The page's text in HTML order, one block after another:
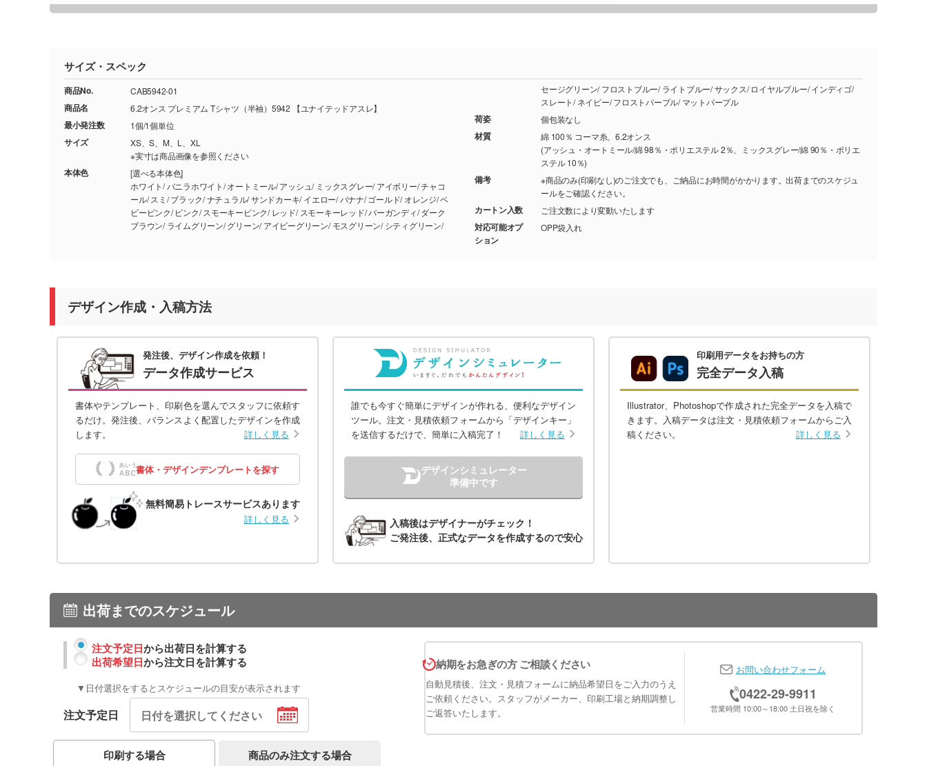
サイズ・スペック
商品No. CAB5942-01
商品名 6.2オンス プレミアム Tシャツ（半袖）5942 【ユナイテッドアスレ】
最小発注数 1個/1個単位
サイズ
XS、S、M、L、XL
※実寸は商品画像を参照ください
本体色
[選べる本体色]
ホワイト/ バニラホワイト/ オートミール/ アッシュ/ ミックスグレー/ アイボリー/ チャコ
ール/ スミ/ ブラック/ ナチュラル/ サンドカーキ/ イエロー/ バナナ/ ゴールド/ オレンジ/ ベ
ビーピンク/ ピンク/ スモーキーピンク/ レッド/ スモーキーレッド/ バーガンディ/ ダーク
ブラウン/ ライムグリーン/ グリーン/ アイビーグリーン/ モスグリーン/ シティグリーン/
セージグリーン/ フロストブルー/ ライトブルー/ サックス/ ロイヤルブルー/ インディゴ/
スレート/ ネイビー/ フロストパープル/ マットパープル
荷姿 個包装なし
材質
綿 100％ コーマ糸、6.2オンス
(アッシュ・オートミール/綿 98％・ポリエステル 2％、ミックスグレー/綿 90％・ポリエ
ステル 10％)
備考
※商品のみ(印刷なし)のご注文でも、ご納品にお時間がかかります。出荷までのスケジュ
ールをご確認ください。
カートン入数 ご注文数により変動いたします
対応可能オプ
ション
OPP袋入れ
デザイン作成・入稿方法
発注後、デザイン作成を依頼！
データ作成サービス
書体やテンプレート、印刷色を選んでスタッフに依頼す
るだけ。発注後、バランスよく配置したデザインを作成
します。
詳しく見る
書体・デザインデンプレートを探す
無料簡易トレースサービスあります
詳しく見る
誰でも今すぐ簡単にデザインが作れる、便利なデザイン
ツール。注文・見積依頼フォームから「デザインキー」
を送信するだけで、簡単に入稿完了！
詳しく見る
デザインシミュレーター
準備中です
入稿後はデザイナーがチェック！
ご発注後、正式なデータを作成するので安心
印刷用データをお持ちの方
完全データ入稿
Illustrator、Photoshopで作成された完全データを入稿で
きます。入稿データは注文・見積依頼フォームからご入
稿ください。
詳しく見る
出荷までのスケジュール
注文予定日から出荷日を計算する
出荷希望日から注文日を計算する
▼日付選択をするとスケジュールの目安が表示されます
注文予定日
納期をお急ぎの方 ご相談ください
自動見積後、注文・見積フォームに納品希望日をご入力のうえ
ご依頼ください。スタッフがメーカー、印刷工場と納期調整し
ご返答いたします。
お問い合わせフォーム
0422-29-9911
営業時間 10:00～18:00 土日祝を除く
印刷する場合 商品のみ注文する場合